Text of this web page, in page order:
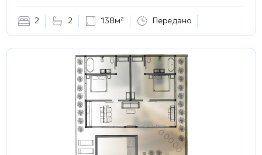
2 2 138м² Передано